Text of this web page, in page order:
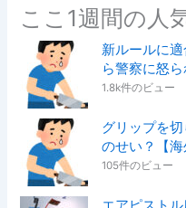
ここ1週間の人
新ルールに
ら警察に怒
1.8k件のビュー
グリップを
のせい？【海
105件のビュー